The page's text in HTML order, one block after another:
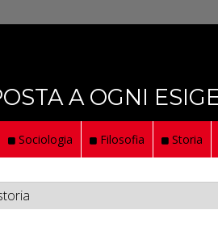
A OGNI
Sociologia Filosofia Storia